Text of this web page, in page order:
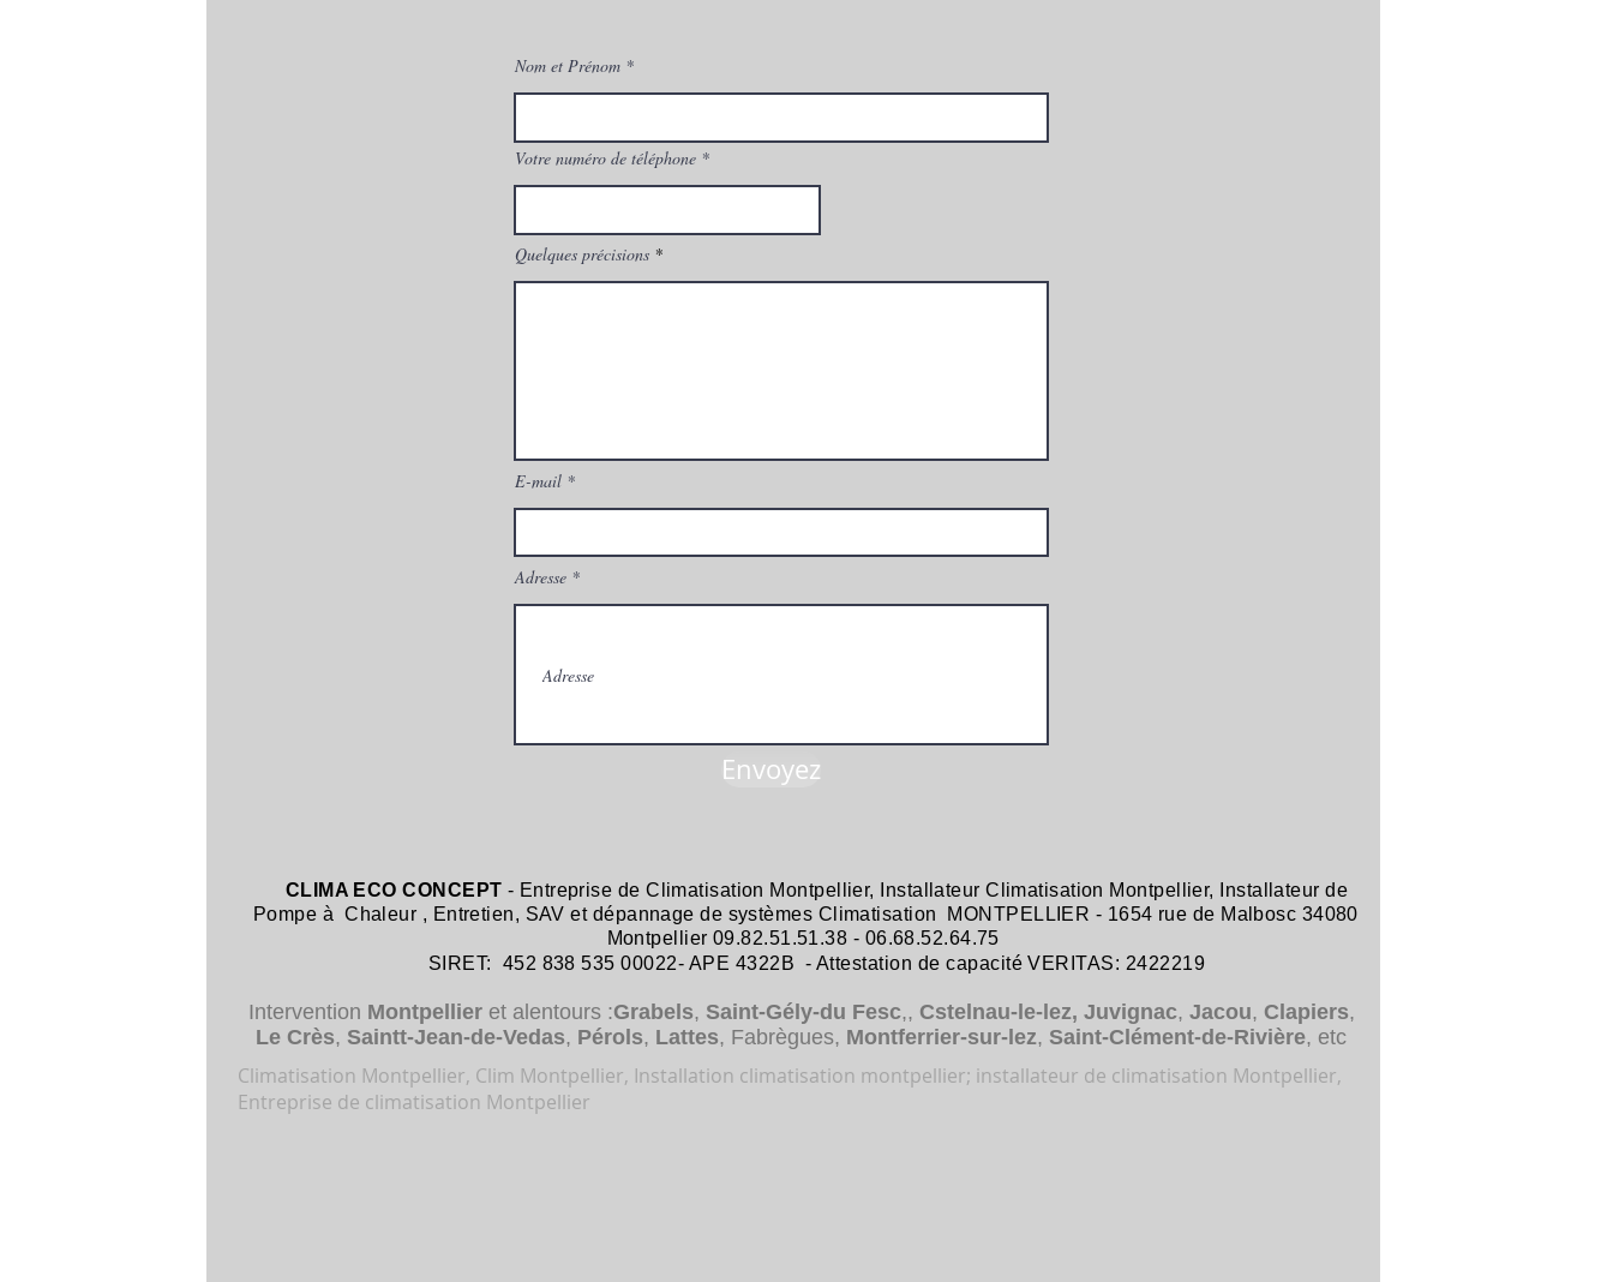
Nom et Prénom
Votre numéro de téléphone
Quelques précisions
E-mail
Adresse
Envoyez
CLIMA ECO CONCEPT - Entreprise deClimatisation Montpellier, Installateur Climatisation Montpellier,
Installateur de
Pompe à Chaleur , Entretien, SAV et dépannage de systèmes Climatisation MONTPELLIER - 1654 rue de Malbosc 34080
Montpellier 09.82.51.51.38 - 06.68.52.64.75
SIRET: 452 838 535 00022- APE 4322B - Attestation de capacité VERITAS: 2422219
Intervention Montpellieret alentours :Grabels, Saint-Gély-du Fesc,, Cstelnau-le-lez, Juvignac, Jacou, Clapiers,
Le Crès, Saintt-Jean-de-Vedas, Pérols, Lattes, Fabrègues, Montferrier-sur-lez, Saint-Clément-de-Rivière, etc
Climatisation Montpellier, Clim Montpellier, Installation climatisation montpellier; installateur de climatisation Montpellier,
Entreprise de climatisation Montpellier